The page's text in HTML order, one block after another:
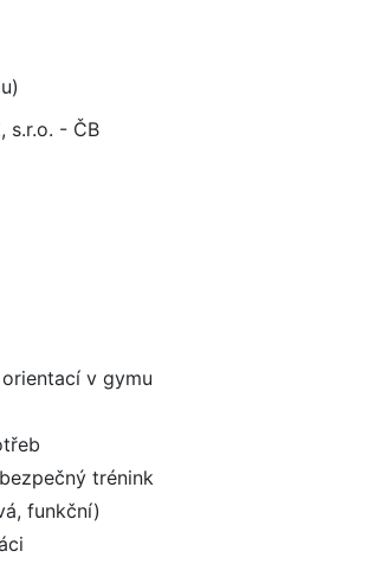
s.r.o. - ČB
v gymu
trénink
funkční)